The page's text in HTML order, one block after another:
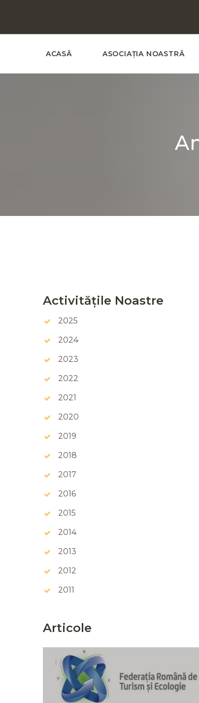
ACASĂ ASOCIAȚIA NOASTRĂ
Activitățile Noastre
2025
2024
2023
2022
2021
2020
2019
2018
2017
2016
2015
2014
2013
2012
2011
Articole